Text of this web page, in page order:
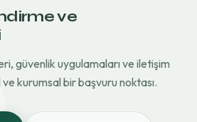
ve
güvenlik uygulamaları ve iletişim
kurumsal bir başvuru noktası.